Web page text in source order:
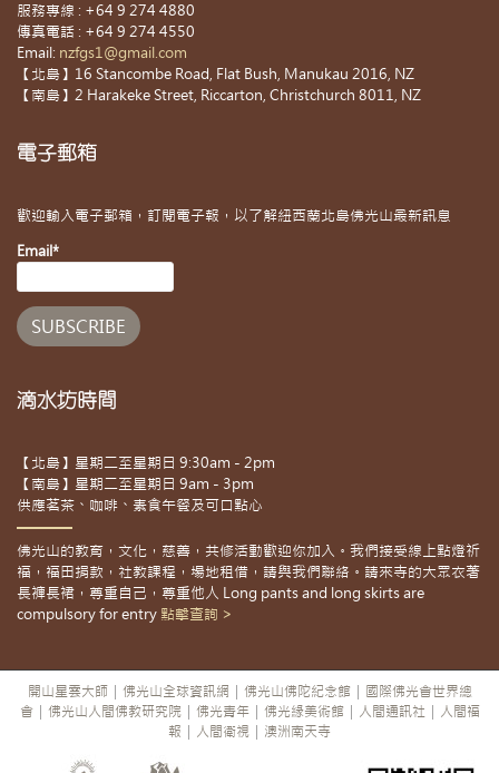
服務專線 : +64 9 274 4880
傳真電話 : +64 9 274 4550
Email: nzfgs1@gmail.com
【北島】16 Stancombe Road, Flat Bush, Manukau 2016, NZ
【南島】2 Harakeke Street, Riccarton, Christchurch 8011, NZ
電子郵箱
歡迎輸入電子郵箱，訂閱電子報，以了解紐西蘭北島佛光山最新訊息
Email*
滴水坊時間
【北島】星期二至星期日 9:30am - 2pm
【南島】星期二至星期日 9am - 3pm
供應茗茶、咖啡、素食午餐及可口點心
佛光山的教育，文化，慈善，共修活動歡迎你加入。我們接受線上點燈祈
福，福田捐款，社教課程，場地租借，請與我們聯絡。請來寺的大眾衣著
長褲長裙，尊重自己，尊重他人 Long pants and long skirts are
compulsory for entry 點擊查詢 >
開山星雲大師 佛光山全球資訊網 佛光山佛陀紀念館
國際佛光會世界總
會
佛光山人間佛教研究院 佛光青年 佛光緣美術館 人間通訊社
人間福
報
人間衛視 澳洲南天寺